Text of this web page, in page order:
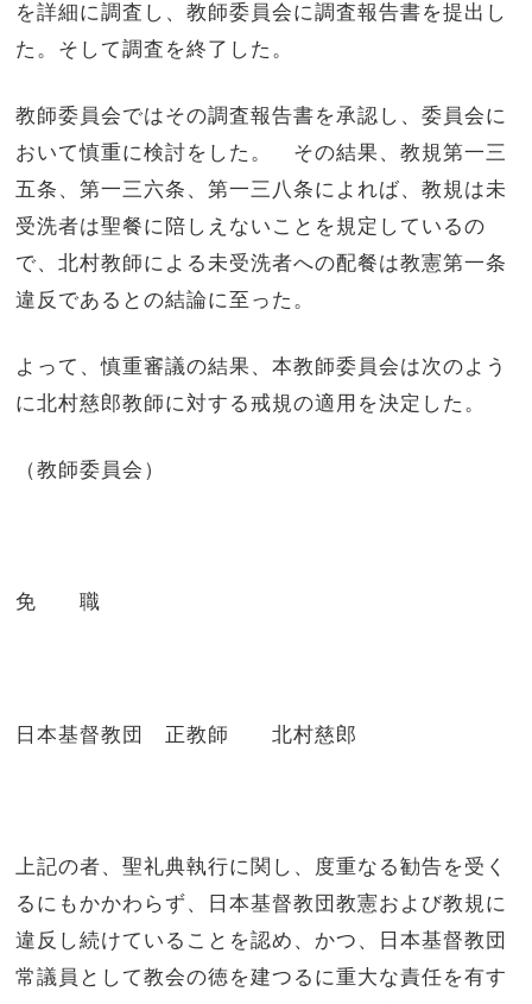
を詳細に調査し、教師委員会に調査報告書を提出し
た。そして調査を終了した。
教師委員会ではその調査報告書を承認し、委員会に
おいて慎重に検討をした。 その結果、教規第一三
五条、第一三六条、第一三八条によれば、教規は未
受洗者は聖餐に陪しえないことを規定しているの
で、北村教師による未受洗者への配餐は教憲第一条
違反であるとの結論に至った。
よって、慎重審議の結果、本教師委員会は次のよう
に北村慈郎教師に対する戒規の適用を決定した。
（教師委員会）
免 職
日本基督教団 正教師 北村慈郎
上記の者、聖礼典執行に関し、度重なる勧告を受く
るにもかかわらず、日本基督教団教憲および教規に
違反し続けていることを認め、かつ、日本基督教団
常議員として教会の徳を建つるに重大な責任を有す